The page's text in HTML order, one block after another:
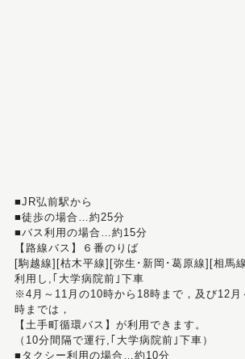
■JR弘前駅から
■徒歩の場合…約25分
■バス利用の場合…約15分
【路線バス】６番のりば
[駒越線][枯木平線][弥生･新岡･葛原線][相馬
利用し,｢大学病院前｣下車
※4月～11月の10時から18時まで，及び12月
時までは，
【土手町循環バス】が利用できます。
（10分間隔で運行,｢大学病院前｣下車）
■タクシー利用の場合…約10分